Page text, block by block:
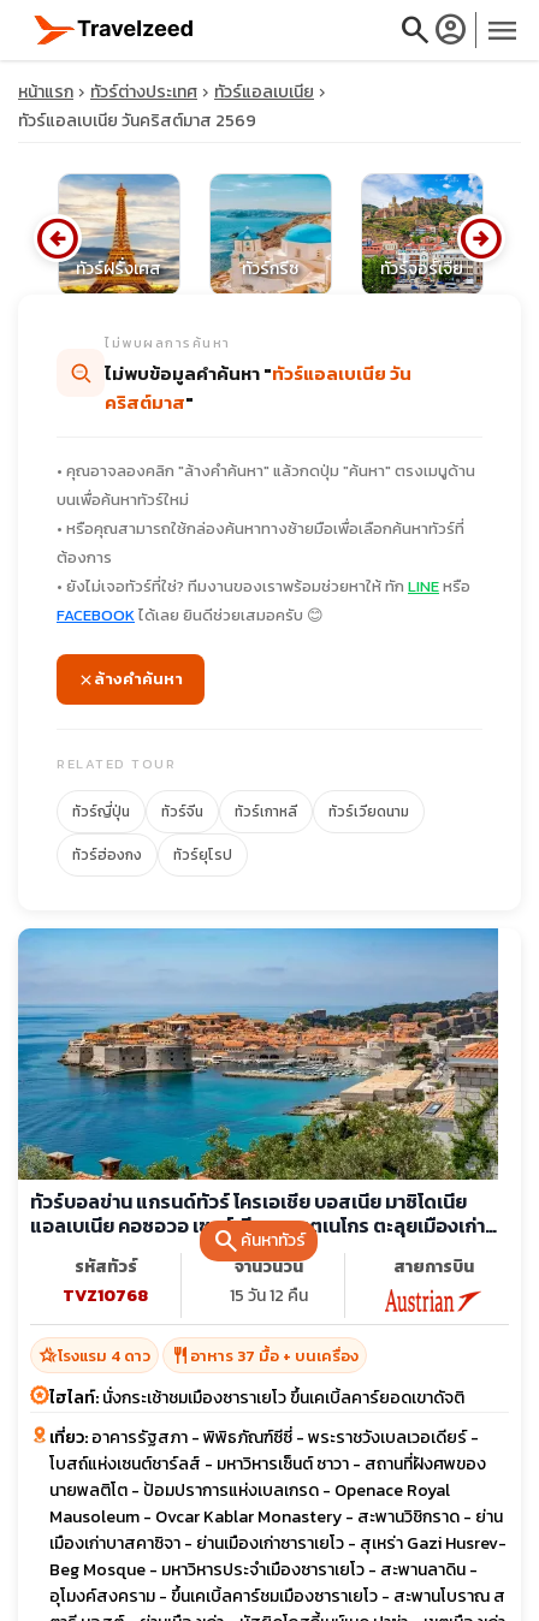
searchaccount_circle menu
close
travel_explore
หน้าแรก ทัวร์ต่างประเทศ
ทัวร์แอลเบเนีย
ทัวร์แอลเบเนีย วันคริสต์มาส 2569
ทัวร์ฝรั่งเศส ทัวร์กรีซ ทัวร์จอร์เจีย
arrow_circle_left arrow_circle_right
search ค้นหาทัวร์
ไม่พบผลการค้นหา
ไม่พบข้อมูลคำค้นหา "ทัวร์แอลเบเนีย วัน
คริสต์มาส"
• คุณอาจลองคลิก "ล้างคำค้นหา" แล้วกดปุ่ม "ค้นหา" ตรงเมนูด้าน
บนเพื่อค้นหาทัวร์ใหม่
• หรือคุณสามารถใช้กล่องค้นหาทางซ้ายมือเพื่อเลือกค้นหาทัวร์ที่
ต้องการ
• ยังไม่เจอทัวร์ที่ใช่? ทีมงานของเราพร้อมช่วยหาให้ ทัก LINEหรือ
FACEBOOKได้เลย ยินดีช่วยเสมอครับ 😊
ล้างคำค้นหา
RELATED TOUR
ทัวร์ญี่ปุ่น ทัวร์จีน ทัวร์เกาหลี
ทัวร์เวียดนาม
ทัวร์ฮ่องกง
ทัวร์ยุโรป
ทัวร์บอลข่าน แกรนด์ทัวร์ โครเอเชีย บอสเนีย มาซิโดเนีย
แอลเบเนีย คอซอวอ เซอร์เบีย มอนเตเนโกร ตะลุยเมืองเก่า
สัมผัสประวัติศาสตร์
รหัสทัวร์
TVZ10768
จำนวนวัน
15 วัน 12 คืน
สายการบิน
hotel_classโรงแรม 4 ดาว restaurant อาหาร 37 มื้อ + บนเครื่อง
ไฮไลท์:นั่งกระเช้าชมเมืองซาราเยโว ขึ้นเคเบิ้ลคาร์ยอดเขาดัจติ
เที่ยว:อาคารรัฐสภา - พิพิธภัณฑ์ซีซี่ - พระราชวังเบลเวอเดียร์ -
โบสถ์แห่งเซนต์ชาร์ลส์ - มหาวิหารเซ็นต์ ซาวา - สถานที่ฝังศพของ
นายพลติโต - ป้อมปราการแห่งเบลเกรด - Openace Royal
Mausoleum - Ovcar Kablar Monastery - สะพานวิชิกราด - ย่าน
เมืองเก่าบาสคาซิจา - ย่านเมืองเก่าซาราเยโว - สุเหร่า Gazi Husrev-
Beg Mosque - มหาวิหารประจำเมืองซาราเยโว - สะพานลาดิน -
อุโมงค์สงคราม - ขึ้นเคเบิ้ลคาร์ชมเมืองซาราเยโว - สะพานโบราณ ส